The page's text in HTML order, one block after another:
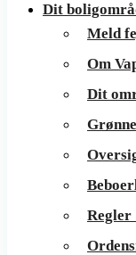
Dit
Meld
Om
Dit
Regler